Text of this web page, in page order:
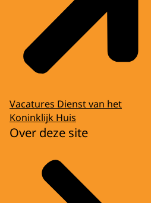
Vacatures Dienst van het
Koninklijk Huis
Over deze site